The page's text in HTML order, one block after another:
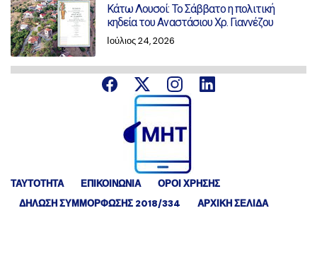
Κάτω Λουσοί: Το Σάββατο η πολιτική
κηδεία του Αναστάσιου Χρ. Γιαννέζου
Ιούλιος 24, 2026
ΤΑΥΤΟΤΗΤΑ ΕΠΙΚΟΙΝΩΝΙΑ
ΟΡΟΙ ΧΡΗΣΗΣ
ΔΉΛΩΣΗ ΣΥΜΜΌΡΦΩΣΗΣ 2018/334
ΑΡΧΙΚΗ ΣΕΛΙΔΑ